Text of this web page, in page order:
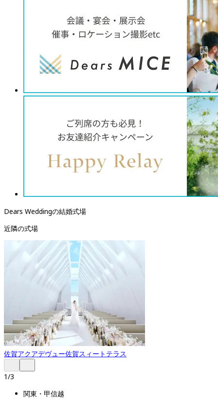
Dears Weddingの結婚式場
近隣の式場
佐賀アクアデヴュー佐賀スィートテラス
1/3
関東・甲信越